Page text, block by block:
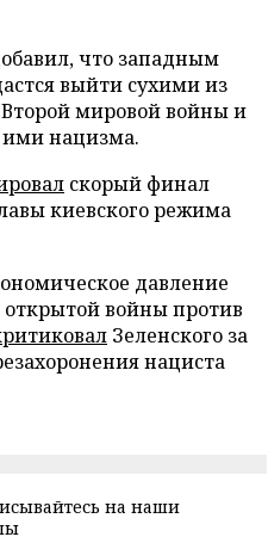
что западным
выйти сухими из
мировой войны и
ими нацизма.
скорый финал
киевского режима
давление
войны против
Зеленского за
нациста
на наши